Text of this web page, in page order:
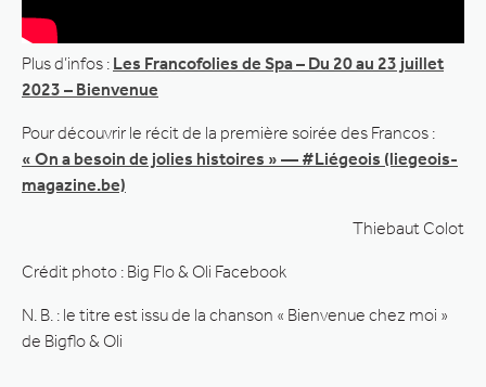
Plus d’infos : Les Francofolies de Spa – Du 20 au 23 juillet
2023 – Bienvenue
Pour découvrir le récit de la première soirée des Francos :
« On a besoin de jolies histoires » — #Liégeois (liegeois-
magazine.be)
Thiebaut Colot
Crédit photo : Big Flo & Oli Facebook
N. B. : le titre est issu de la chanson « Bienvenue chez moi »
de Bigflo & Oli